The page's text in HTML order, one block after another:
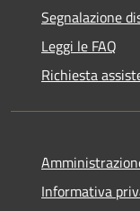
Segnalazione
Leggi le FAQ
Richiesta
Informativa